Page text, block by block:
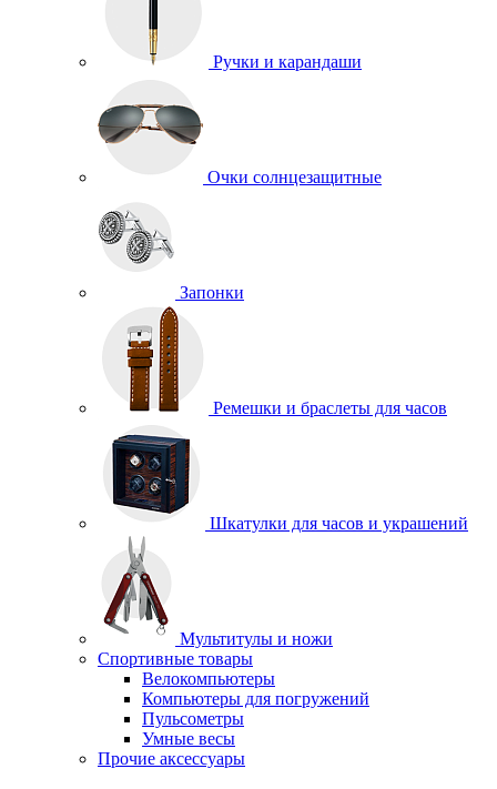
Ручки и карандаши
Очки солнцезащитные
Запонки
Ремешки и браслеты для часов
Шкатулки для часов и украшений
Мультитулы и ножи
Спортивные товары
Велокомпьютеры
Компьютеры для погружений
Пульсометры
Умные весы
Прочие аксессуары